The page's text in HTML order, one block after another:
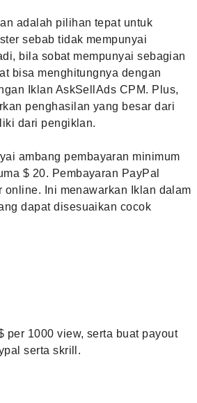
adalah pilihan tepat untuk
sebab tidak mempunyai
bila sobat mempunyai sebagian
bisa menghitungnya dengan
Iklan AskSellAds CPM. Plus,
penghasilan yang besar dari
dari pengiklan.
ambang pembayaran minimum
$ 20. Pembayaran PayPal
online. Ini menawarkan Iklan dalam
dapat disesuaikan cocok
per 1000 view, serta buat payout
serta skrill.